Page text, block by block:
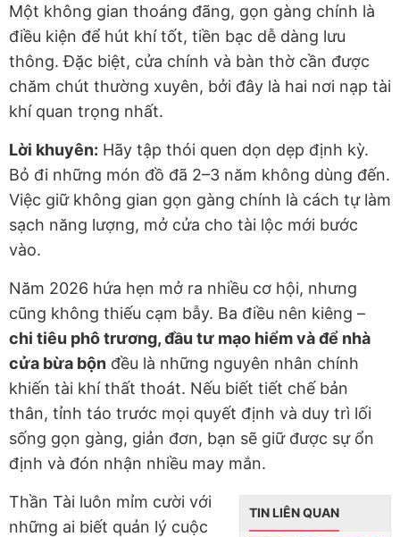
Một không gian thoáng đãng, gọn gàng chính là
điều kiện để hút khí tốt, tiền bạc dễ dàng lưu
thông. Đặc biệt, cửa chính và bàn thờ cần được
chăm chút thường xuyên, bởi đây là hai nơi nạp tài
khí quan trọng nhất.
Lời khuyên: Hãy tập thói quen dọn dẹp định kỳ.
Bỏ đi những món đồ đã 2–3 năm không dùng đến.
Việc giữ không gian gọn gàng chính là cách tự làm
sạch năng lượng, mở cửa cho tài lộc mới bước
vào.
Năm 2026 hứa hẹn mở ra nhiều cơ hội, nhưng
cũng không thiếu cạm bẫy. Ba điều nên kiêng –
chi tiêu phô trương, đầu tư mạo hiểm và để nhà
cửa bừa bộn đều là những nguyên nhân chính
khiến tài khí thất thoát. Nếu biết tiết chế bản
thân, tỉnh táo trước mọi quyết định và duy trì lối
sống gọn gàng, giản đơn, bạn sẽ giữ được sự ổn
định và đón nhận nhiều may mắn.
TIN LIÊN QUAN
Thần Tài luôn mỉm cười với
những ai biết quản lý cuộc